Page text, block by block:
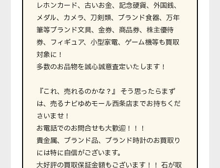
レホンカード、古いお金、記念硬貨、外国銭、
メダル、カメラ、刀剣類、ブランド食器、万年
筆等ブランド文具、金券、商品券、株主優待
券、フィギュア、小型家電、ゲーム機等も買取
対象に！
多数のお品物を誠心誠意査定いたします！
『これ、売れるのかな？』 そう思ったらまず
は、売るナビゆめモール西条店までお持ちくだ
さいませ！
お電話でのお問合せも大歓迎！！！
貴金属、ブランド品、ブランド時計のお買取り
には特に自信がございます。
大好評の買取保証金額もございます！！ 石が取